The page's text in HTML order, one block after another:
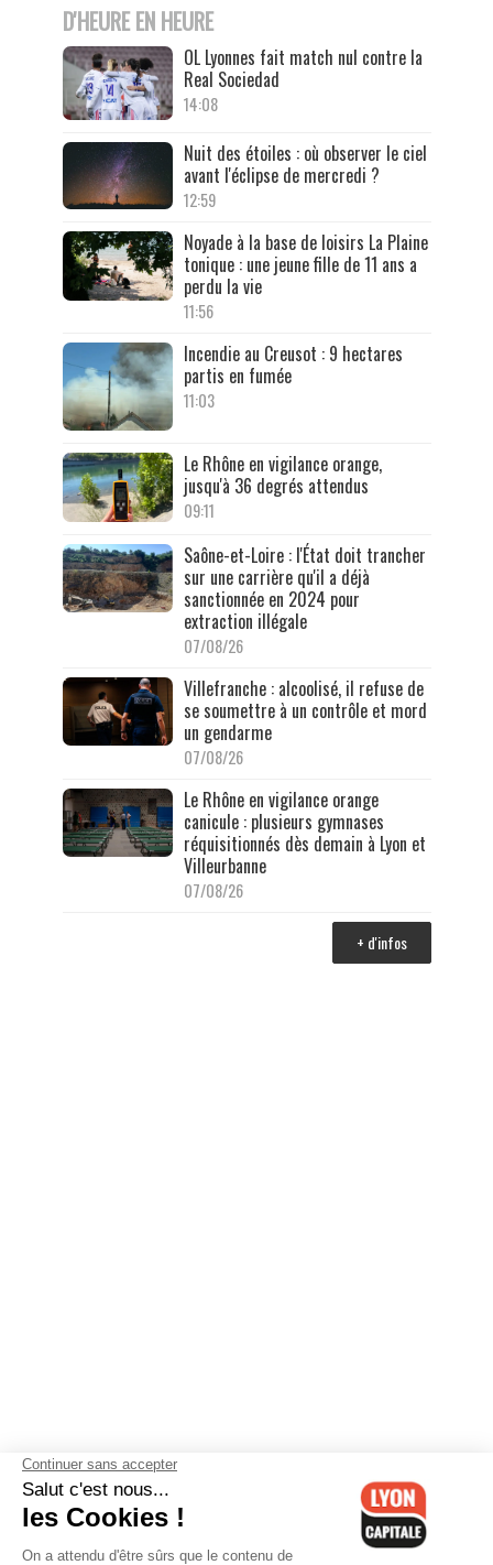
D'HEURE EN HEURE
OL Lyonnes fait match nul contre la
Real Sociedad
14:08
Nuit des étoiles : où observer le ciel
avant l'éclipse de mercredi ?
12:59
Noyade à la base de loisirs La Plaine
tonique : une jeune fille de 11 ans a
perdu la vie
11:56
Incendie au Creusot : 9 hectares
partis en fumée
11:03
Le Rhône en vigilance orange,
jusqu'à 36 degrés attendus
09:11
Saône-et-Loire : l'État doit trancher
sur une carrière qu'il a déjà
sanctionnée en 2024 pour
extraction illégale
07/08/26
Villefranche : alcoolisé, il refuse de
se soumettre à un contrôle et mord
un gendarme
07/08/26
Le Rhône en vigilance orange
canicule : plusieurs gymnases
réquisitionnés dès demain à Lyon et
Villeurbanne
07/08/26
+ d'infos